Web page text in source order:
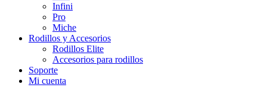
Infini
Pro
Miche
Rodillos y Accesorios
Rodillos Elite
Accesorios para rodillos
Soporte
Mi cuenta